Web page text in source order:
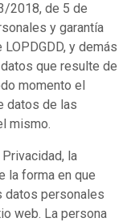
2018, de 5 de
y garantía
y demás
que resulte de
momento el
datos de las
mismo.
la
la forma en que
datos personales
web. La persona